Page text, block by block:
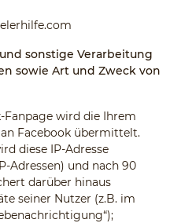
sonstige Verarbeitung
sowie Art und Zweck von
wird die Ihrem
Facebook übermittelt.
diese IP-Adresse
Adressen) und nach 90
darüber hinaus
seiner Nutzer (z.B. im